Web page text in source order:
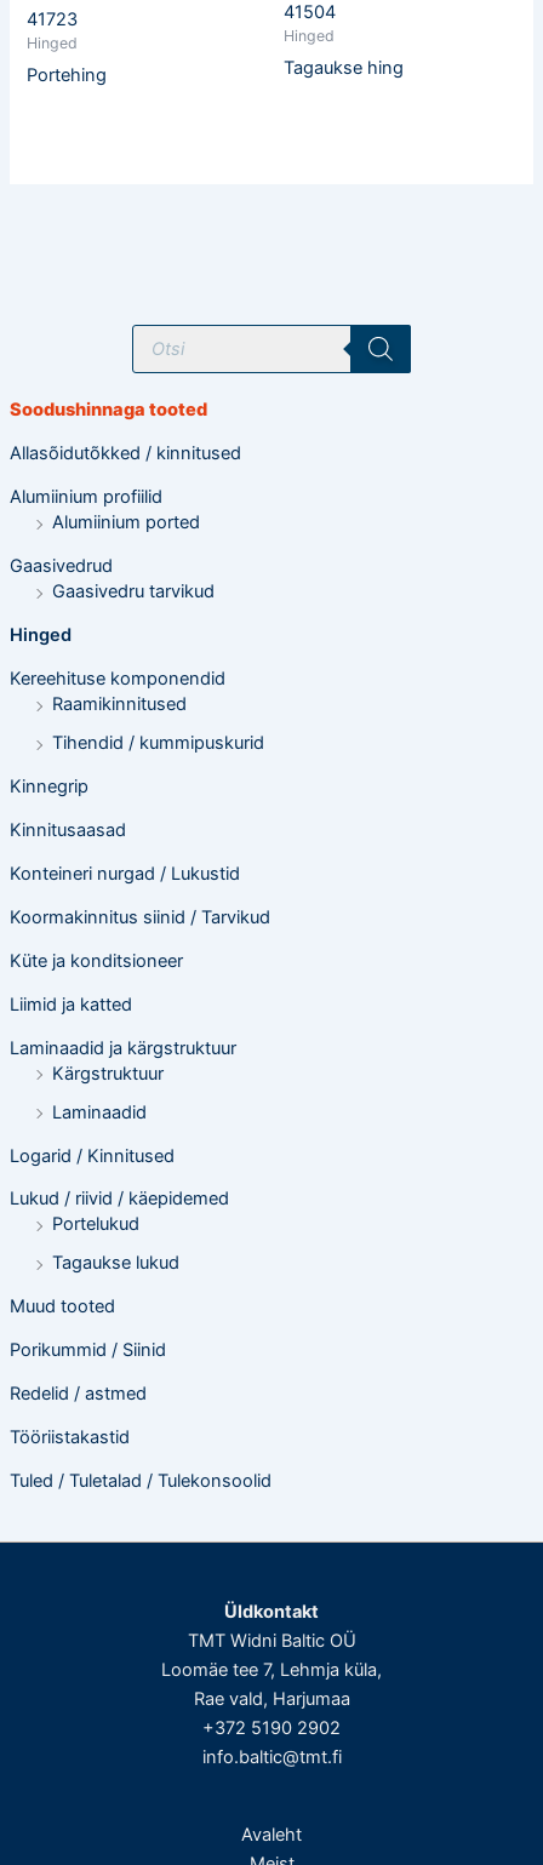
T
o
t
o
t
s
i
n
g
Soodushinnaga tooted
Allasõidutõkked / kinnitused
Alumiinium profiilid
Alumiinium ported
Gaasivedrud
Gaasivedru tarvikud
Hinged
Kereehituse komponendid
Raamikinnitused
Tihendid / kummipuskurid
Kinnegrip
Kinnitusaasad
Konteineri nurgad / Lukustid
Koormakinnitus siinid / Tarvikud
Küte ja konditsioneer
Liimid ja katted
Laminaadid ja kärgstruktuur
Kärgstruktuur
Laminaadid
Logarid / Kinnitused
Lukud / riivid / käepidemed
Portelukud
Tagaukse lukud
Muud tooted
Porikummid / Siinid
Redelid / astmed
Tööriistakastid
Tuled / Tuletalad / Tulekonsoolid
41723
Hinged
Portehing
41504
Hinged
Tagaukse hing
Üldkontakt
TMT Widni Baltic OÜ
Loomäe tee 7, Lehmja küla,
Rae vald, Harjumaa
+372 5190 2902
info.baltic@tmt.fi
Avaleht